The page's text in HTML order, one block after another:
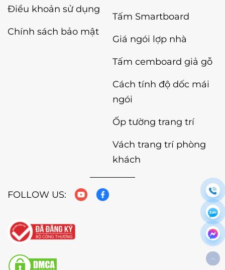
Điều khoản sử dụng
Chính sách bảo mật
Tấm Smartboard
Giá ngói lợp nhà
Tấm cemboard giả gỗ
Cách tính độ dốc mái
ngói
Ốp tường trang trí
Vách trang trí phòng
khách
FOLLOW US: